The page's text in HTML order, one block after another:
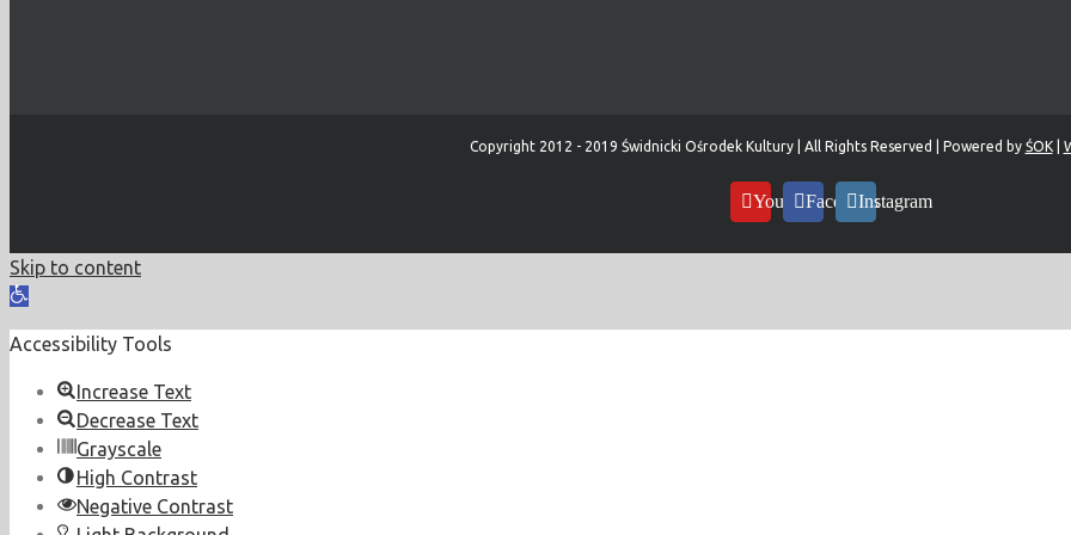
Copyright 2012 - 2019 Świdnicki Ośrodek Kultury | All Rights Reserved | Powered by ŚOK|
YouTubeFacebookInstagram
Skip to content
Open
Accessibility Tools
Increase Text
Decrease Text
Grayscale
High Contrast
Negative Contrast